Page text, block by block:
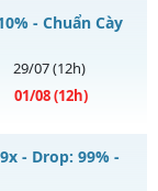
CHƠI DỄ CÀY
- Chuẩn Cày
29/07(12h)
01/08(12h)
Ăn
- Drop: 99% -